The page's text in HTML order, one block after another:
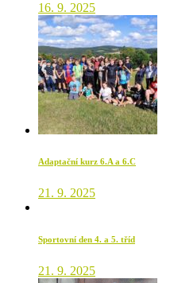
16. 9. 2025
Adaptační kurz 6.A a 6.C
21. 9. 2025
Sportovní den 4. a 5. tříd
21. 9. 2025